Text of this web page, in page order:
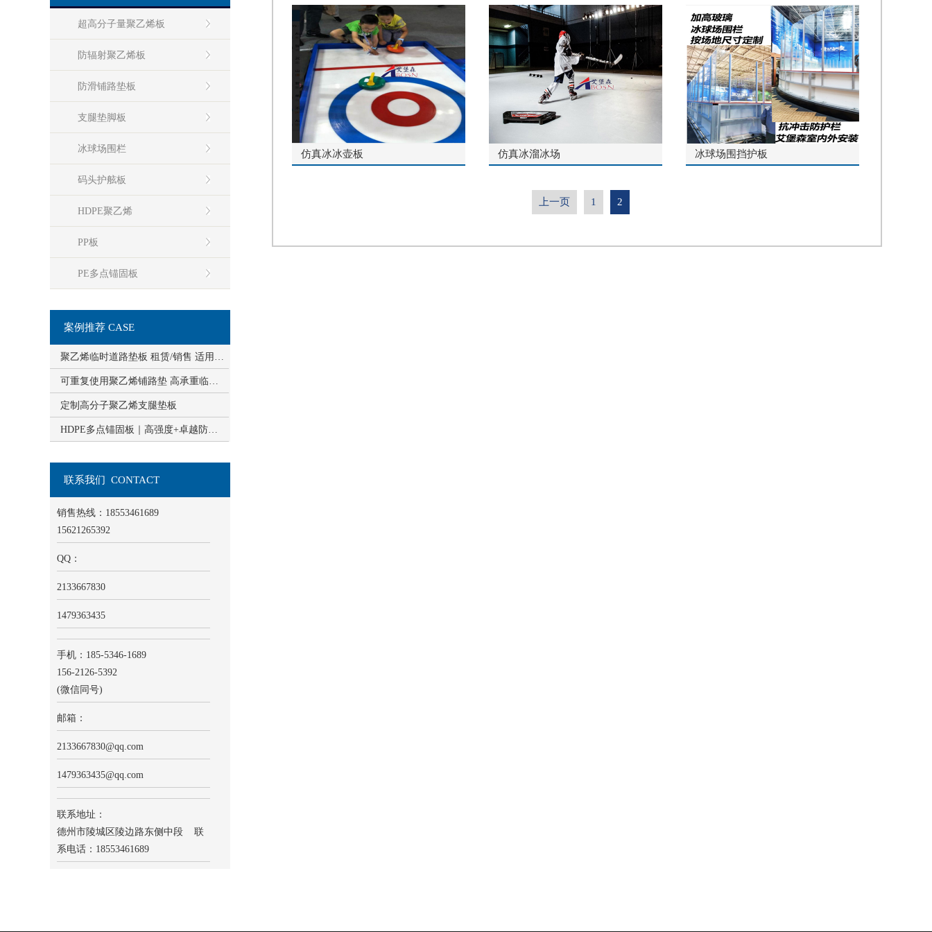
超高分子量聚乙烯板
防辐射聚乙烯板
防滑铺路垫板
支腿垫脚板
冰球场围栏
码头护舷板
HDPE聚乙烯
PP板
PE多点锚固板
案例推荐 CASE
定制高分子聚乙烯支腿垫板
联系我们 CONTACT
销售热线：18553461689
15621265392
QQ：
2133667830
1479363435
手机：185-5346-1689
156-2126-5392
(微信同号)
邮箱：
2133667830@qq.com
1479363435@qq.com
联系地址：
德州市陵城区陵边路东侧中段 联
系电话：18553461689
仿真冰冰壶板 仿真冰溜冰场 冰球场围挡护板
上一页 1 2